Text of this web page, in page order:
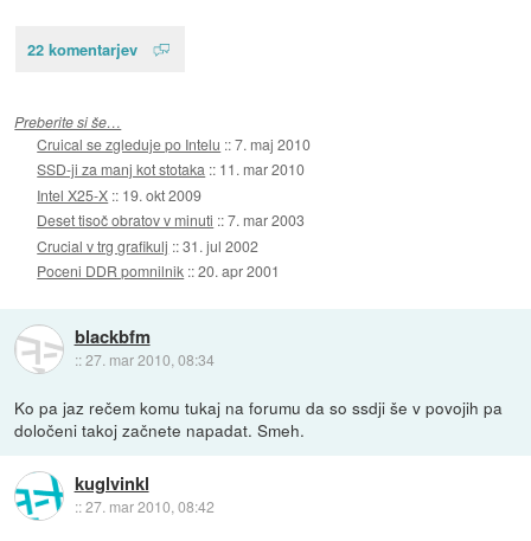
22 komentarjev
Preberite si še…
Cruical se zgleduje po Intelu ::7. maj 2010
SSD-ji za manj kot stotaka :: 11. mar 2010
Intel X25-X :: 19. okt 2009
Deset tisoč obratov v minuti ::7. mar 2003
Crucial v trg grafikulj ::31. jul 2002
Poceni DDR pomnilnik ::20. apr 2001
blackbfm
::27. mar 2010, 08:34
Ko pa jaz rečem komu tukaj na forumu da so ssdji še v povojih pa
določeni takoj začnete napadat. Smeh.
kuglvinkl
::27. mar 2010, 08:42